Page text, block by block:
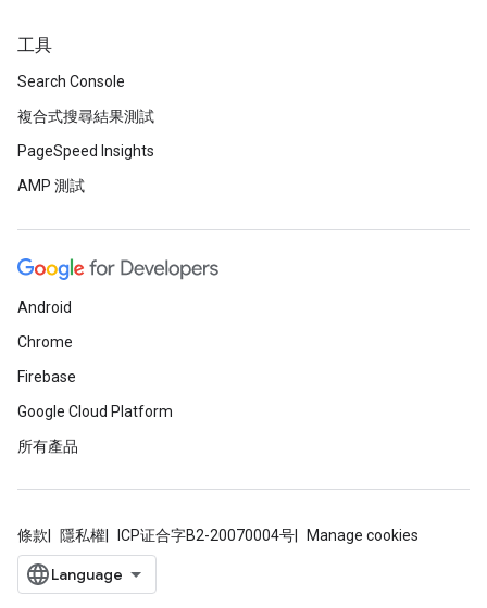
工具
Search Console
複合式搜尋結果測試
PageSpeed Insights
AMP 測試
Android
Chrome
Firebase
Google Cloud Platform
所有產品
條款 隱私權 ICP证合字B2-20070004号 Manage cookies